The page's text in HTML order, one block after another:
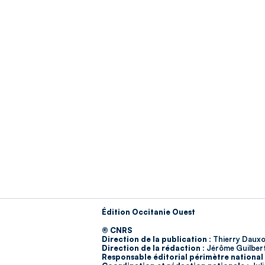
Édition Occitanie Ouest
© CNRS
Direction de la publication : Thierry
Direction de la rédaction : Jérôme
Responsable éditorial périmètre national